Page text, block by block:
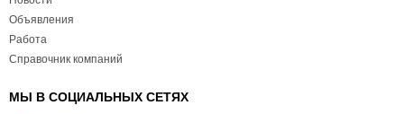
Объявления
Работа
Справочник компаний
МЫ В СОЦИАЛЬНЫХ СЕТЯХ